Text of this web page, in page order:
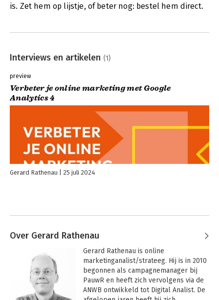
is. Zet hem op lijstje, of beter nog: bestel hem direct.
Interviews en artikelen (1)
preview
Verbeter je online marketing met Google
Analytics 4
Gerard Rathenau 25 juli 2024
Over Gerard Rathenau
Gerard Rathenau is online
marketinganalist/strateeg. Hij is in 2010
begonnen als campagnemanager bij
PauwR en heeft zich vervolgens via de
ANWB ontwikkeld tot Digital Analist. De